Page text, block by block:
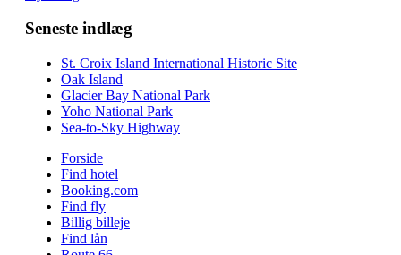
Seneste indlæg
St. Croix Island International Historic Site
Oak Island
Glacier Bay National Park
Yoho National Park
Sea-to-Sky Highway
Forside
Find hotel
Booking.com
Find fly
Billig billeje
Find lån